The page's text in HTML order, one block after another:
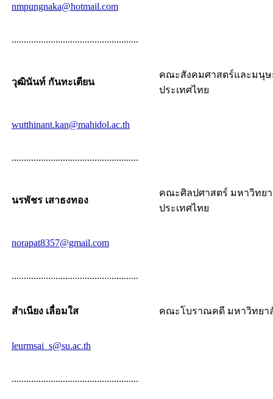
nmpungnaka@hotmail.com
....................................................
วุฒินันท์ กันทะเตียน
คณะสังคมศาสตร์และมนุ
ประเทศไทย
wutthinant.kan@mahidol.ac.th
....................................................
นรพัชร เสาธงทอง
คณะศิลปศาสตร์ มหาวิทย
ประเทศไทย
norapat8357@gmail.com
....................................................
สำเนียง เลื่อมใส คณะโบราณคดี มหาวิทยา
leurmsai_s@su.ac.th
....................................................